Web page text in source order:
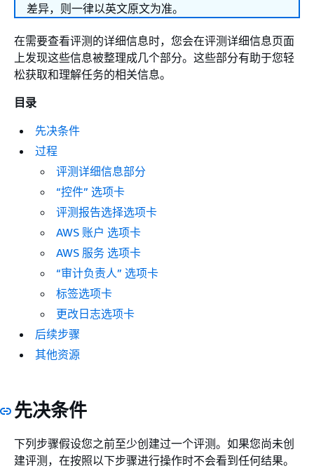
差异，则一律以英文原文为准。
在需要查看评测的详细信息时，您会在评测详细信息页面
上发现这些信息被整理成几个部分。这些部分有助于您轻
松获取和理解任务的相关信息。
目录
先决条件
过程
评测详细信息部分
“控件” 选项卡
评测报告选择选项卡
AWS 账户 选项卡
AWS 服务 选项卡
“审计负责人” 选项卡
标签选项卡
更改日志选项卡
后续步骤
其他资源
先决条件
下列步骤假设您之前至少创建过一个评测。如果您尚未创
建评测，在按照以下步骤进行操作时不会看到任何结果。